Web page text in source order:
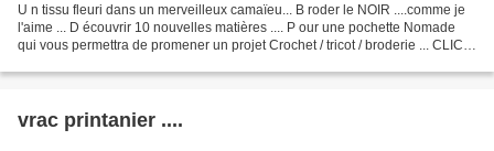
U n tissu fleuri dans un merveilleux camaïeu... B roder le NOIR ....comme je
l'aime ... D écouvrir 10 nouvelles matières .... P our une pochette Nomade
qui vous permettra de promener un projet Crochet / tricot / broderie ... CLIC
vrac printanier ....